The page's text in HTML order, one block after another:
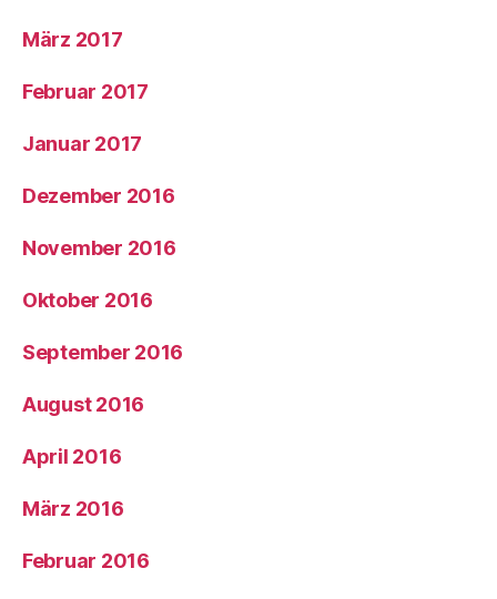
März 2017
Februar 2017
Januar 2017
Dezember 2016
November 2016
Oktober 2016
September 2016
August 2016
April 2016
März 2016
Februar 2016